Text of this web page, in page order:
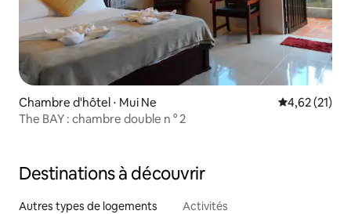
Chambre d'hôtel ⋅ Mui Ne Évaluation
4,62 (21)
The BAY : chambre double n ° 2
Destinations à découvrir
Autres types de logements Activités